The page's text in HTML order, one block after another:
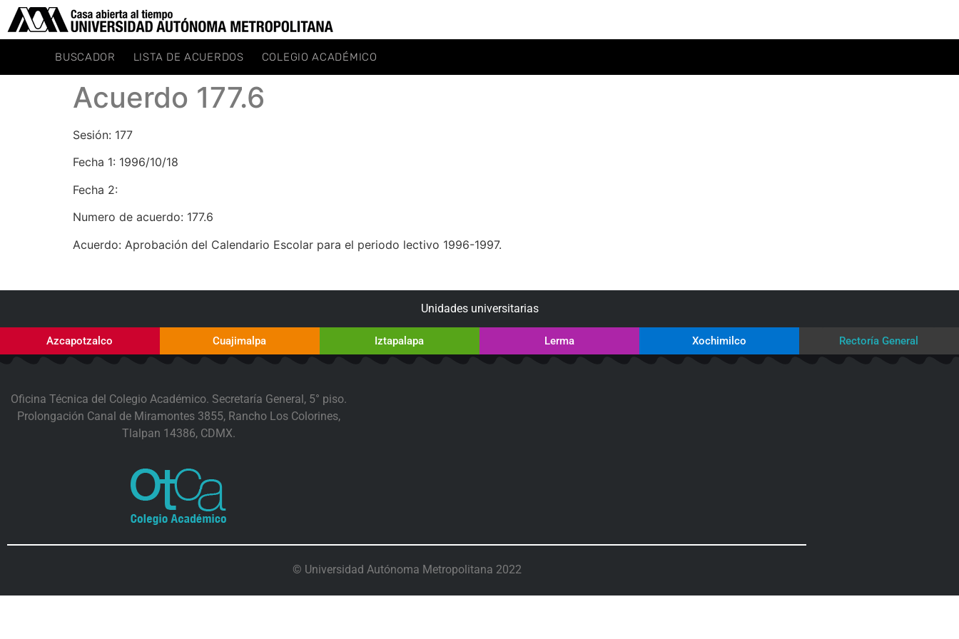
BUSCADOR LISTA DE ACUERDOS COLEGIO ACADÉMICO
Acuerdo 177.6
Sesión: 177
Fecha 1: 1996/10/18
Fecha 2:
Numero de acuerdo: 177.6
Acuerdo: Aprobación del Calendario Escolar para el periodo lectivo 1996-1997.
Unidades universitarias
Azcapotzalco Cuajimalpa Iztapalapa Lerma Xochimilco Rectoría General
Oficina Técnica del Colegio Académico. Secretaría General, 5° piso.
Prolongación Canal de Miramontes 3855, Rancho Los Colorines,
Tlalpan 14386, CDMX.
© Universidad Autónoma Metropolitana 2022